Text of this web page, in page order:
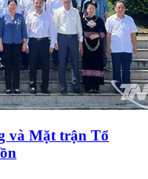
và Mặt trận Tổ